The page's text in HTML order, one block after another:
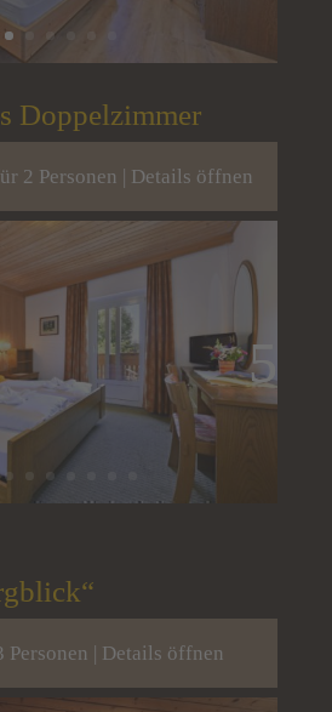
Doppelzimmer
2 Personen | Details öffnen
Personen | Details öffnen